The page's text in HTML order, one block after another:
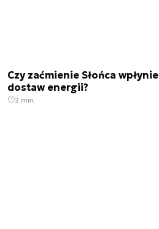
Czy zaćmienie Słońca
dostaw energii?
2 min.